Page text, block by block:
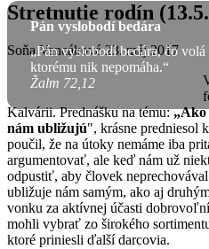
Pán vyslobodí bedára
„Pán vyslobodí bedára, čo
ktorému nik nepomáha.“
Žalm 72,12
Stretnutie rodín
Soňa Vancáková 23. máj 2017
Kalvárii. Prednášku na tému:
nám ubližujú", krásne predniesol
poučil, že na útoky nemáme iba
argumentovať, ale keď nám už
odpustiť, aby človek
ubližuje nám samým, ako aj
vonku za aktívnej účasti
mohli vybrať zo širokého
ktoré priniesli ďalší darcovia.